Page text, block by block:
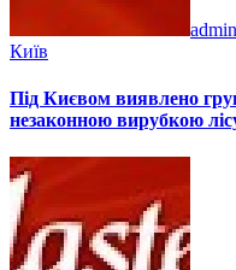
admin
Київ
Під Києвом виявлено
незаконною вирубкою